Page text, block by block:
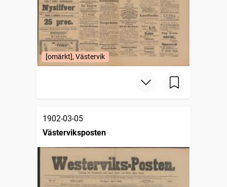
[omärkt], Västervik
1902-03-05
Västerviksposten